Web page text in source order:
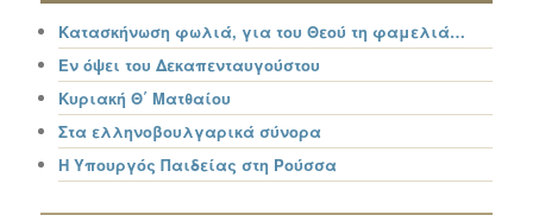
Κατασκήνωση φωλιά, για του Θεού τη φαμελιά…
Εν όψει του Δεκαπενταυγούστου
Κυριακή Θ΄ Ματθαίου
Στα ελληνοβουλγαρικά σύνορα
Η Υπουργός Παιδείας στη Ρούσσα